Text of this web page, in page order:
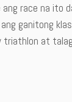
race na ito
ganitong
triathlon at